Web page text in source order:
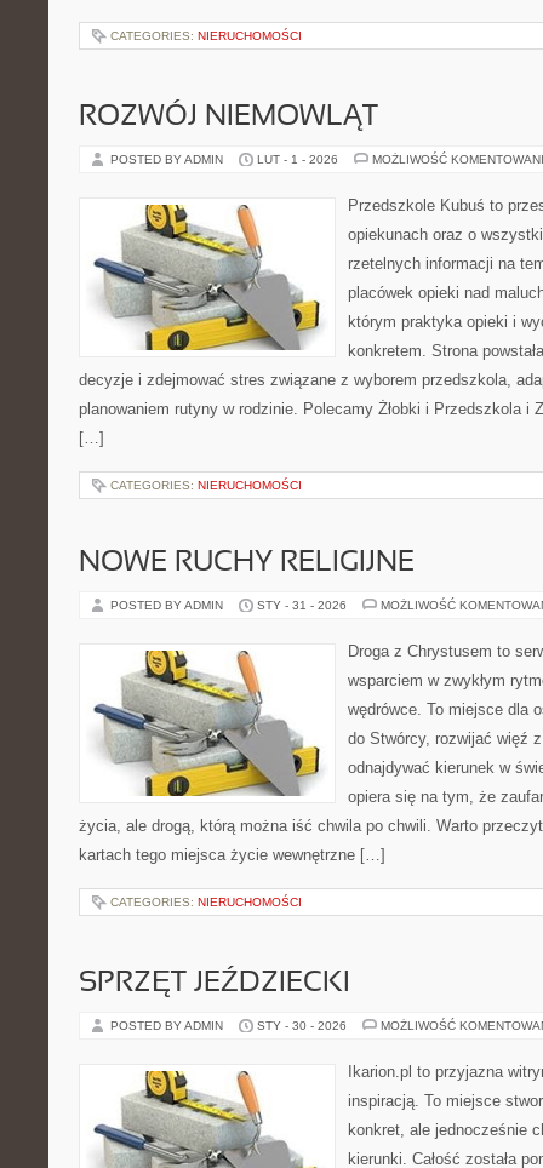
CATEGORIES: NIERUCHOMOŚCI
ROZWÓJ NIEMOWLĄT
POSTED BY ADMIN LUT - 1 - 2026 MOŻLIWOŚĆ
Przedszkole Kubuś to
opiekunach oraz o
rzetelnych informacji na
placówek opieki nad
którym praktyka opieki i
konkretem. Strona
decyzje i zdejmować stres związane z wyborem przedszkola,
planowaniem rutyny w rodzinie. Polecamy Żłobki i Przedszkola i
[…]
CATEGORIES: NIERUCHOMOŚCI
NOWE RUCHY RELIGIJNE
POSTED BY ADMIN STY - 31 - 2026 MOŻLIWOŚĆ
Droga z Chrystusem to
wsparciem w zwykłym
wędrówce. To miejsce dla
do Stwórcy, rozwijać więź
odnajdywać kierunek w
opiera się na tym, że
życia, ale drogą, którą można iść chwila po chwili. Warto
kartach tego miejsca życie wewnętrzne […]
CATEGORIES: NIERUCHOMOŚCI
SPRZĘT JEŹDZIECKI
POSTED BY ADMIN STY - 30 - 2026 MOŻLIWOŚĆ
Ikarion.pl to przyjazna
inspiracją. To miejsce
konkret, ale jednocześnie
kierunki. Całość została